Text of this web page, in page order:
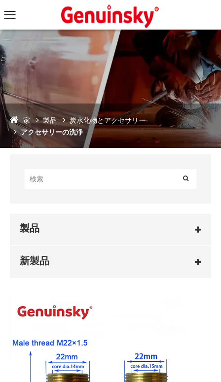
家 製品
炭水化物とアクセサリー
アクセサリーの洗浄
製品
新製品